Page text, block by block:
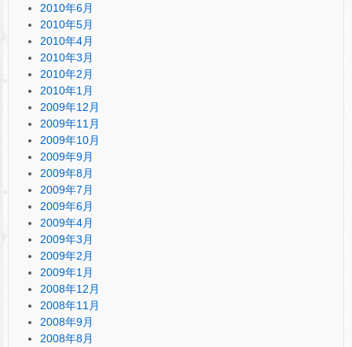
2010年6月
2010年5月
2010年4月
2010年3月
2010年2月
2010年1月
2009年12月
2009年11月
2009年10月
2009年9月
2009年8月
2009年7月
2009年6月
2009年4月
2009年3月
2009年2月
2009年1月
2008年12月
2008年11月
2008年9月
2008年8月